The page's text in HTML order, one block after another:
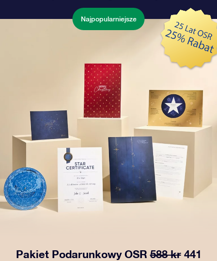
Najpopularniejsze
Pakiet Podarunkowy OSR588 kr 441